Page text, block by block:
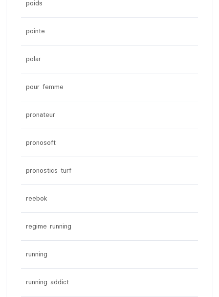
poids
pointe
polar
pour femme
pronateur
pronosoft
pronostics turf
reebok
regime running
running
running addict